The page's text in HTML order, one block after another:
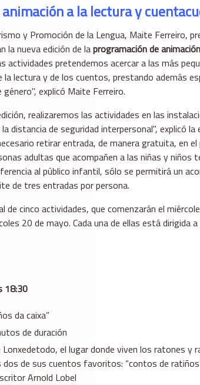
a la lectura y
y Promoción de la Lengua, Maite Ferreiro,
la nueva edición de laprogramación de
actividades pretendemos acercar a las más
la lectura y de los cuentos, prestando además
explicó Maite Ferreiro.
realizaremos las actividades en las
distancia de seguridad interpersonal", explicó la
retirar entrada, de manera gratuita, en
adultas que acompañen a las niñas y niños
al público infantil, sólo se permitirá un
de tres entradas por persona.
de cinco actividades, que comenzarán el
20 de mayo. Cada una de ellas está dirigida
18:30
da caixa”
de duración
Lonxedetodo, el lugar donde viven los ratones y
de sus cuentos favoritos: “contos de
Arnold Lobel